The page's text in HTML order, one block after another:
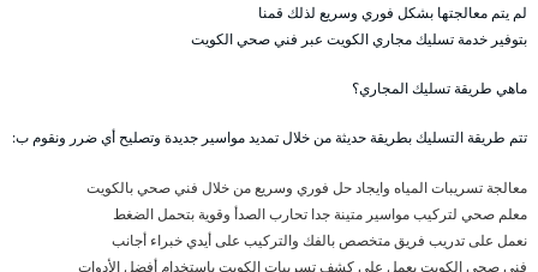
لم يتم معالجتها بشكل فوري وسريع لذلك قمنا
بتوفير خدمة تسليك مجاري الكويت عبر فني صحي الكويت
ماهي طريقة تسليك المجاري؟
تتم طريقة التسليك بطريقة حديثة من خلال تمديد مواسير جديدة وتصليح أي ضرر ونقوم ب:
معالجة تسريبات المياه وايجاد حل فوري وسريع من خلال فني صحي بالكويت
معلم صحي لتركيب مواسير متينة جدا تحارب الصدأ وقوية بتحمل الضغط
نعمل على تدريب فريق متخصص بالفك والتركيب على أيدي خبراء أجانب
فني صحي الكويت يعمل على كشف تسريبات الكويت باستخدام أفضل الأدوات